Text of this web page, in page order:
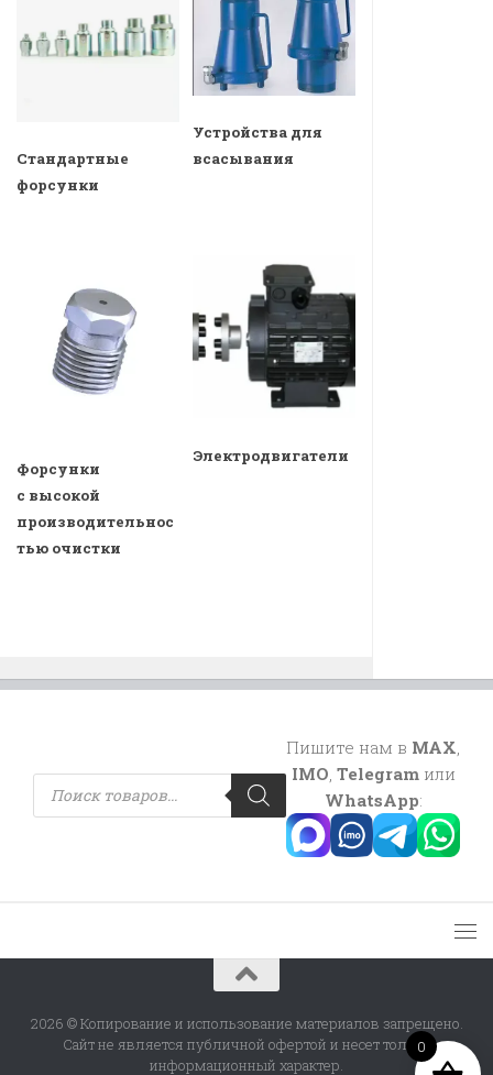
Стандартные
форсунки
Устройства для
всасывания
Форсунки
с высокой
производительнос
тью очистки
Электродвигатели
Поиск
товаров
Пишите нам в MAX,
IMO, Telegramили
WhatsApp:
2026 © Копирование и использование материалов запрещено.
Сайт не является публичной офертой и несет только
информационный характер.
0